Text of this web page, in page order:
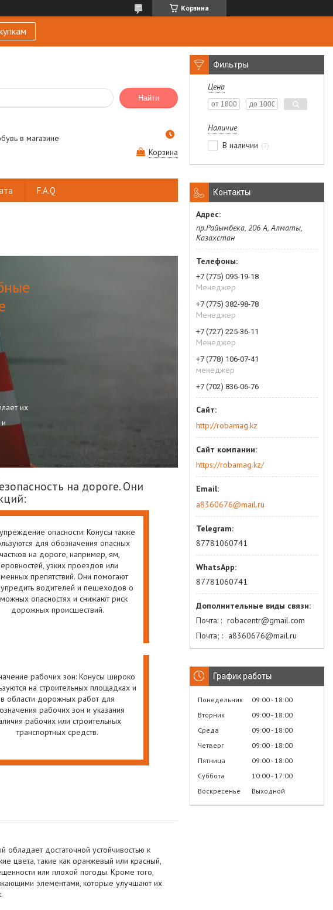
Корзина
Найти
в магазине
Корзина
F.A.Q
их
на дороге. Они
опасности: Конусы также
для обозначения опасных
на дороге, например, ям,
узких проездов или
препятствий. Они помогают
водителей и пешеходов о
опасностях и снижают риск
дорожных происшествий.
рабочих зон: Конусы широко
на строительных площадках и
в области дорожных работ для
рабочих зон и указания
рабочих или строительных
транспортных средств.
обладает достаточной устойчивостью к
цвета, такие как оранжевый или красный,
или плохой погоды. Кроме того,
элементами, которые улучшают их
Фильтры
Цена
Наличие
В наличии
7
Контакты
пр.Райымбека, 206 А, Алматы,
Казахстан
+7 (775) 095-19-18
Менеджер
+7 (775) 382-98-78
Менеджер
+7 (727) 225-36-11
Менеджер
+7 (778) 106-07-41
менеджер
+7 (702) 836-06-76
http://robamag.kz
https://robamag.kz/
a8360676@mail.ru
87781060741
87781060741
Почта:
robacentr@gmail.com
Почта;
а8360676@mail.ru
График работы
Понедельник 09:00 18:00
Вторник
09:00 18:00
Среда
09:00 18:00
Четверг
09:00 18:00
Пятница
09:00 18:00
Суббота
10:00 17:00
Воскресенье
Выходной